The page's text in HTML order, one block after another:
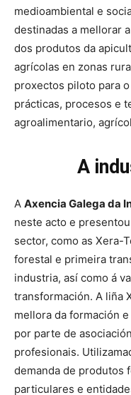
medioambiental e
destinadas a mellorar
dos produtos da
agrícolas en zonas
proxectos piloto para
prácticas, procesos e
agroalimentario,
A
A Axencia Galega da
neste acto e
sector, como as Xera-
forestal e primeira
industria, así como á
transformación. A liña
mellora da formación
por parte de
profesionais.
demanda de produtos
particulares e